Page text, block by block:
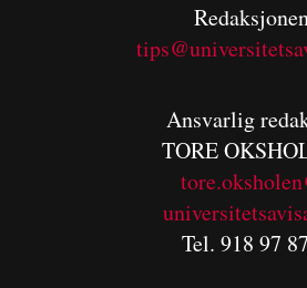
Ansvarlig
TORE
Tel. 918 97